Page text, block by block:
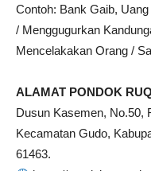
Contoh: Bank Gaib,
/ Menggugurkan
Mencelakakan Orang /
ALAMAT PONDOK
Dusun Kasemen, No.50,
Kecamatan Gudo,
61463.